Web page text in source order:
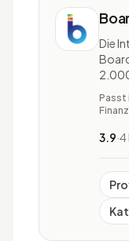
Die
Passt
3.9·4